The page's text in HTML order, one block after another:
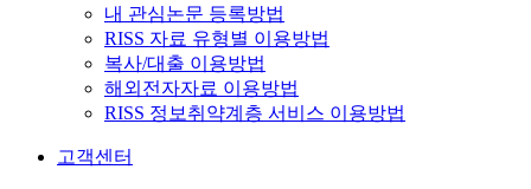
내 관심논문 등록방법
RISS 자료 유형별 이용방법
복사/대출 이용방법
해외전자자료 이용방법
RISS 정보취약계층 서비스 이용방법
고객센터